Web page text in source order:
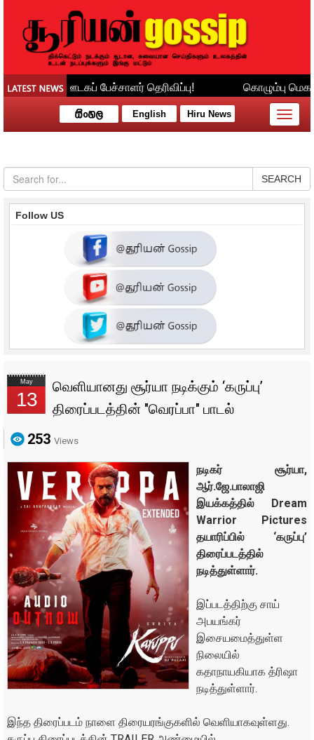
English Hiru News
Toggle
SEARCH
Follow US
May
13
வெளியானது சூர்யா நடிக்கும் ‘கருப்பு’
திரைப்படத்தின் "வெரப்பா" பாடல்
253 Views
நடிகர் சூர்யா,
ஆர்.ஜே.பாலாஜி
இயக்கத்தில் Dream
Warrior Pictures
தயாரிப்பில் ‘கருப்பு’
திரைப்படத்தில்
நடித்துள்ளார்.
இப்படத்திற்கு சாய்
அபயங்கர்
இசையமைத்துள்ள
நிலையில்
கதாநாயகியாக த்ரிஷா
நடித்துள்ளார்.
இந்த திரைப்படம் நாளை திரையரங்குகளில் வெளியாகவுள்ளது.